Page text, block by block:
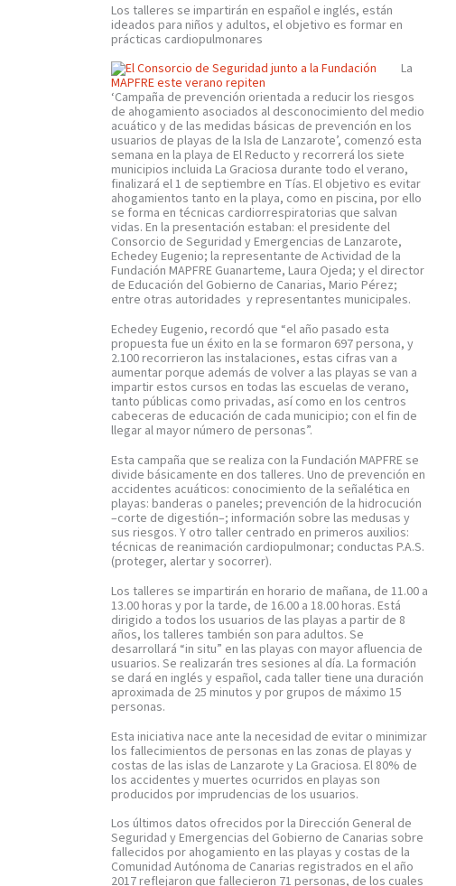
Los talleres se impartirán en español e inglés, están
ideados para niños y adultos, el objetivo es formar en
prácticas cardiopulmonares
La
‘Campaña de prevención orientada a reducir los riesgos
de ahogamiento asociados al desconocimiento del medio
acuático y de las medidas básicas de prevención en los
usuarios de playas de la Isla de Lanzarote’, comenzó esta
semana en la playa de El Reducto y recorrerá los siete
municipios incluida La Graciosa durante todo el verano,
finalizará el 1 de septiembre en Tías. El objetivo es evitar
ahogamientos tanto en la playa, como en piscina, por ello
se forma en técnicas cardiorrespiratorias que salvan
vidas. En la presentación estaban: el presidente del
Consorcio de Seguridad y Emergencias de Lanzarote,
Echedey Eugenio; la representante de Actividad de la
Fundación MAPFRE Guanarteme, Laura Ojeda; y el director
de Educación del Gobierno de Canarias, Mario Pérez;
entre otras autoridades y representantes municipales.
Echedey Eugenio, recordó que “el año pasado esta
propuesta fue un éxito en la se formaron 697 persona, y
2.100 recorrieron las instalaciones, estas cifras van a
aumentar porque además de volver a las playas se van a
impartir estos cursos en todas las escuelas de verano,
tanto públicas como privadas, así como en los centros
cabeceras de educación de cada municipio; con el fin de
llegar al mayor número de personas”.
Esta campaña que se realiza con la Fundación MAPFRE se
divide básicamente en dos talleres. Uno de prevención en
accidentes acuáticos: conocimiento de la señalética en
playas: banderas o paneles; prevención de la hidrocución
–corte de digestión–; información sobre las medusas y
sus riesgos. Y otro taller centrado en primeros auxilios:
técnicas de reanimación cardiopulmonar; conductas P.A.S.
(proteger, alertar y socorrer).
Los talleres se impartirán en horario de mañana, de 11.00 a
13.00 horas y por la tarde, de 16.00 a 18.00 horas. Está
dirigido a todos los usuarios de las playas a partir de 8
años, los talleres también son para adultos. Se
desarrollará “in situ” en las playas con mayor afluencia de
usuarios. Se realizarán tres sesiones al día. La formación
se dará en inglés y español, cada taller tiene una duración
aproximada de 25 minutos y por grupos de máximo 15
personas.
Esta iniciativa nace ante la necesidad de evitar o minimizar
los fallecimientos de personas en las zonas de playas y
costas de las islas de Lanzarote y La Graciosa. El 80% de
los accidentes y muertes ocurridos en playas son
producidos por imprudencias de los usuarios.
Los últimos datos ofrecidos por la Dirección General de
Seguridad y Emergencias del Gobierno de Canarias sobre
fallecidos por ahogamiento en las playas y costas de la
Comunidad Autónoma de Canarias registrados en el año
2017 reflejaron que fallecieron 71 personas, de los cuales